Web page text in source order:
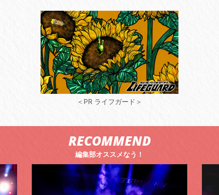
＜PR ライフガード＞
RECOMMEND
編集部オススメなう！